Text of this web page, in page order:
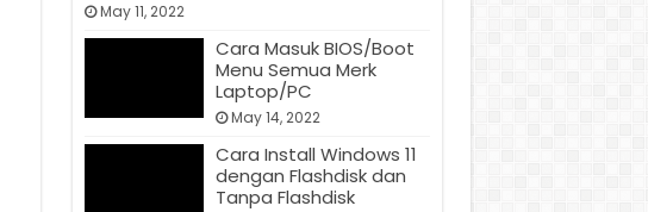
May 11, 2022
Cara Masuk BIOS/Boot
Menu Semua Merk
Laptop/PC
May 14, 2022
Cara Install Windows 11
dengan Flashdisk dan
Tanpa Flashdisk